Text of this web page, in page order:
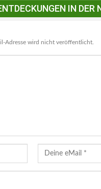
IN DER
Adresse wird nicht veröffentlicht.